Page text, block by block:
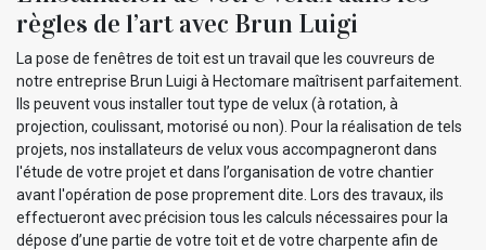
règles de l’art avec Brun Luigi
La pose de fenêtres de toit est un travail que les couvreurs de
notre entreprise Brun Luigi à Hectomare maîtrisent parfaitement.
Ils peuvent vous installer tout type de velux (à rotation, à
projection, coulissant, motorisé ou non). Pour la réalisation de tels
projets, nos installateurs de velux vous accompagneront dans
l'étude de votre projet et dans l’organisation de votre chantier
avant l'opération de pose proprement dite. Lors des travaux, ils
effectueront avec précision tous les calculs nécessaires pour la
dépose d’une partie de votre toit et de votre charpente afin de